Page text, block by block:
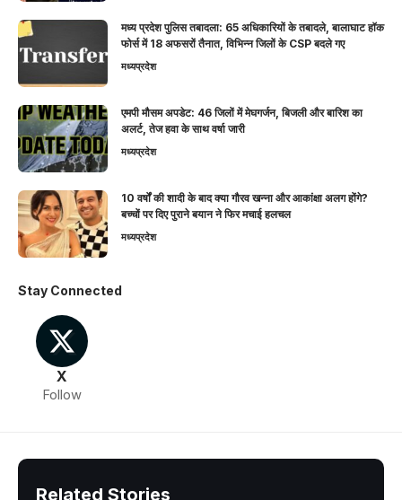
मध्य प्रदेश पुलिस तबादला: 65 अधिकारियों के तबादले, बालाघाट हॉक
फोर्स में 18 अफसरों तैनात, विभिन्न जिलों के CSP बदले गए
मध्यप्रदेश
एमपी मौसम अपडेट: 46 जिलों में मेघगर्जन, बिजली और बारिश का
अलर्ट, तेज हवा के साथ वर्षा जारी
मध्यप्रदेश
10 वर्षों की शादी के बाद क्या गौरव खन्ना और आकांक्षा अलग होंगे?
बच्चों पर दिए पुराने बयान ने फिर मचाई हलचल
मध्यप्रदेश
Stay Connected
X
Follow
Related Stories